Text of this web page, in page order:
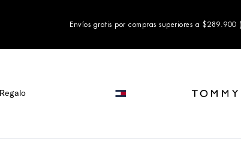
Envíos gratis por compras superiores a $289.900